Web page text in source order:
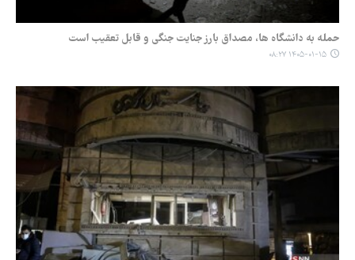
حمله به دانشگاه ها، مصداق بارز جنایت جنگی و قابل تعقیب است
۱۴۰۵-۰۱-۱۵ ۰۸:۲۷